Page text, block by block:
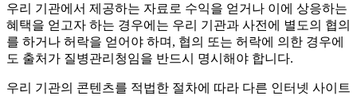
우리 기관에서 제공하는 자료로 수익을 얻거나 이에 상응하는
혜택을 얻고자 하는 경우에는 우리 기관과 사전에 별도의 협의
를 하거나 허락을 얻어야 하며, 협의 또는 허락에 의한 경우에
도 출처가 질병관리청임을 반드시 명시해야 합니다.
우리 기관의 콘텐츠를 적법한 절차에 따라 다른 인터넷 사이트